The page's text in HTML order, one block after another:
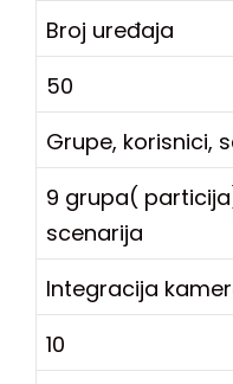
Broj uređaja
50
Grupe, korisnici,
9 grupa(
scenarija
Integracija
10